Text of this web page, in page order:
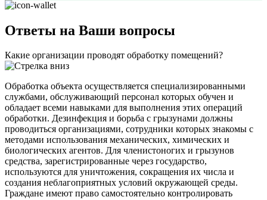
Ответы на Ваши вопросы
Какие организации проводят обработку помещений?
Обработка объекта осуществляется специализированными
службами, обслуживающий персонал которых обучен и
обладает всеми навыками для выполнения этих операций
обработки. Дезинфекция и борьба с грызунами должны
проводиться организациями, сотрудники которых знакомы с
методами использования механических, химических и
биологических агентов. Для членистоногих и грызунов
средства, зарегистрированные через государство,
используются для уничтожения, сокращения их числа и
создания неблагоприятных условий окружающей среды.
Граждане имеют право самостоятельно контролировать